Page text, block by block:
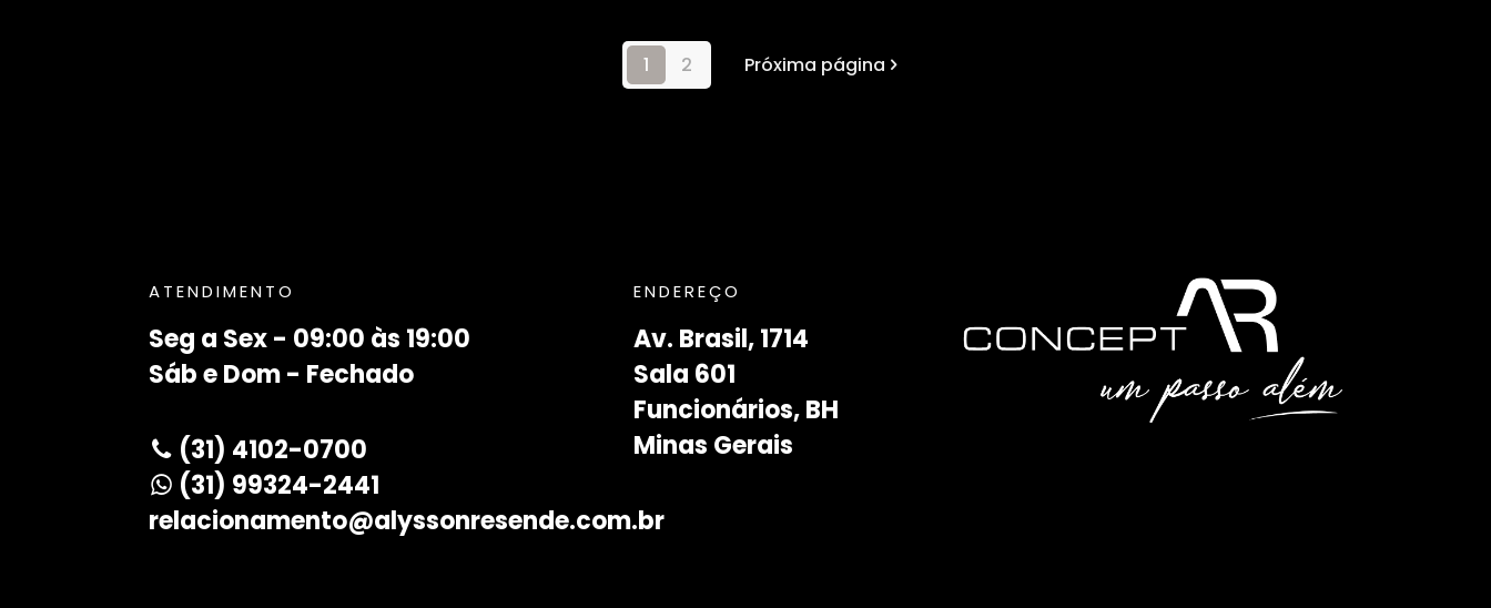
1 2 Próxima página
ATENDIMENTO
Seg a Sex - 09:00 às 19:00
Sáb e Dom - Fechado
(31) 4102-0700
(31) 99324-2441
relacionamento@alyssonresende.com.br
ENDEREÇO
Av. Brasil, 1714
Sala 601
Funcionários, BH
Minas Gerais